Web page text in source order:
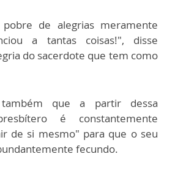
de alegrias meramente
a tantas coisas!", disse
do sacerdote que tem como
que a partir dessa
é constantemente
de si mesmo" para que o seu
fecundo.